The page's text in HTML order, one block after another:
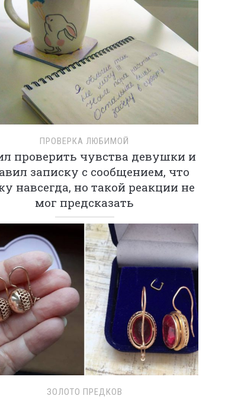
ПРОВЕРКА ЛЮБИМОЙ
проверить чувства девушки и
записку с сообщением, что
навсегда, но такой реакции не
мог предсказать
ЗОЛОТО ПРЕДКОВ